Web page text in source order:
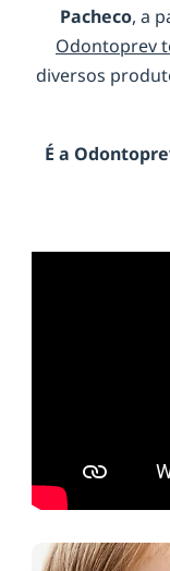
Pacheco, a
Odontoprev
diversos
É a